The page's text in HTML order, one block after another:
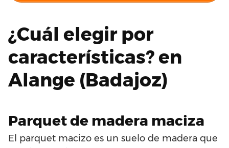
¿Cuál elegir por
características? en
Alange (Badajoz)
Parquet de madera maciza
El parquet macizo es un suelo de madera que